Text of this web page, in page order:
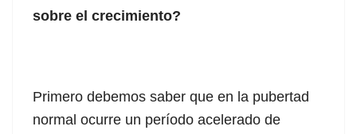
sobre el crecimiento?
Primero debemos saber que en la pubertad
normal ocurre un período acelerado de